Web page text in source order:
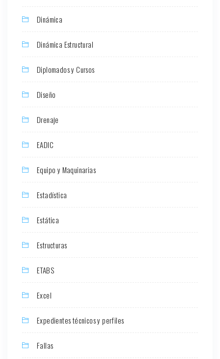
Dinámica
Dinámica Estructural
Diplomados y Cursos
Diseño
Drenaje
EADIC
Equipo y Maquinarias
Estadística
Estática
Estructuras
ETABS
Excel
Expedientes técnicos y perfiles
Fallas